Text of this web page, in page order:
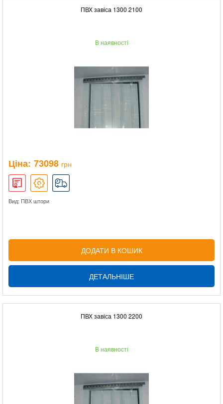
ПВХ завіса 1300 2100
В наявності
Ціна: 73098 грн
Вид: ПВХ штори
ДОДАТИ В КОШИК
ДЕТАЛЬНІШЕ
ПВХ завіса 1300 2200
В наявності